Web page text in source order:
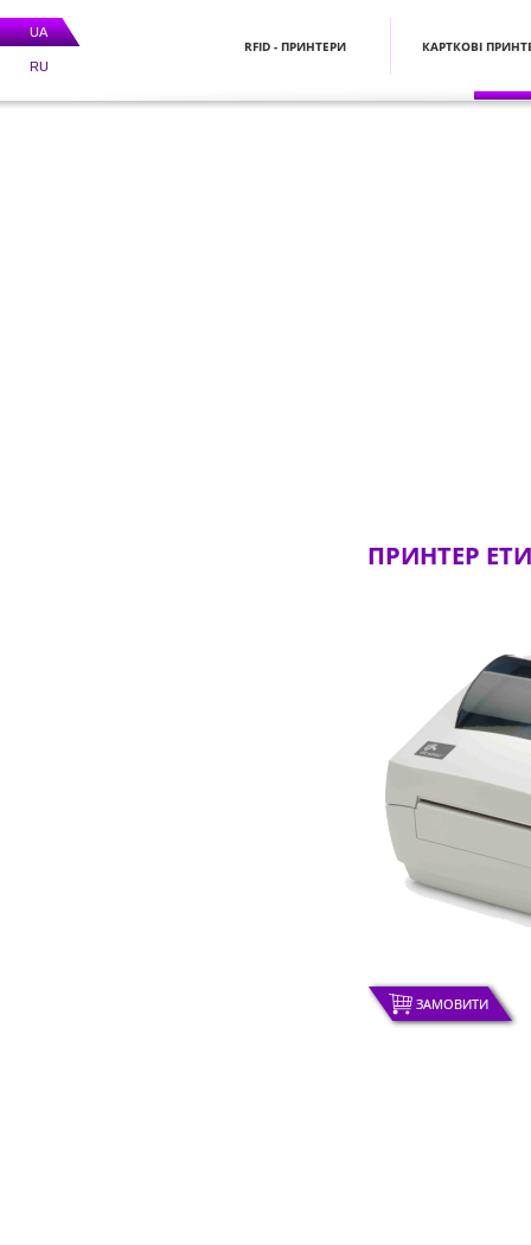
UA
RU
RFID - ПРИНТЕРИ КАРТКОВІ
ПРИНТЕР
ЗАМОВИТИ